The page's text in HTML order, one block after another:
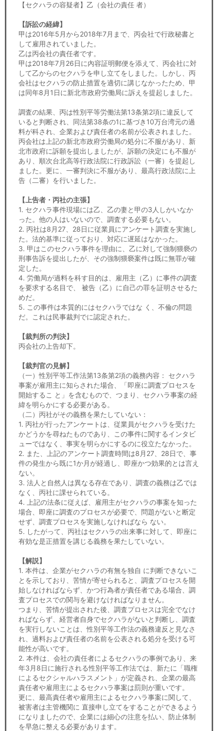
【セクハラの容疑者】乙（会社の責任 者）
【訴訟の経緯】
甲は2016年5月から2018年7月まで、丙会社で行政秘書と
して雇用されていました。
乙は丙会社の責任者です。
甲は2018年7月26日に內容証明郵便を添えて、丙会社に対
して乙からのセクハラを申し立てをしました。しかし、丙
会社はセクハラの防止措置を適切に講じなかったため、甲
は同年8月1日に新北市政府労働局に訴えを提起しました。
調査の結果、丙は性別平等労働法第13条第2項に違反して
いると判断され、同法第38条の1に基づき10万台湾元の過
料が科され、企業および責任者の名前が公表されました。
丙会社は上記の新北市政府労働局の処分に不服があり、新
北市政府に訴願を提出しましたが、訴願の決定にも不服が
あり、順次台北高等行政法院に行政訴訟（一審）を提起し
ました。更に、一審判決に不服があり、最高行政法院に上
告（二審）を行いました。
【上告者・丙社の主張】
1. セクハラ事件現場には乙、乙の妻と甲の3人しかいなか
った。他の人はいないので、調査する必要もない。
2. 丙社は8月27、28日に従業員にアンケート調査を実施し
た。法的基準に従っており、対応に遅延はなかった。
3. 甲はこのセクハラ事件を理由に、乙に対して強制猥褻の
刑事告訴を提出したが、その強制猥褻案件は既に無罪が確
定した。
4. 労働局が過料を科す目的は、雇用主（乙）に事件の調査
を要求する名目で、 被告（乙）に自己の罪を証明させるた
めだ。
5. この事件は本質的にはセクハラではな く、不倫の問題
だ。これは民事裁判でに認定された。
【裁判所の判決】
丙会社の上告却下。
【裁判官の見解】
（一）性別平等工作法第13条第2項の義務内容： セクハラ
事案が雇用主に知らされた場合、「即座に調査プロセスを
開始するこ と」を含むもので、つまり、セクハラ事案の経
緯を明らかにする必要がある。
（二）丙社がその義務を果たしていない：
1. 丙社が行ったアンケートは、従業員がセクハラを受けた
かどうかを尋ねたものであり、この事件に関するインタビ
ューではなく、事実を明らかにするのに役立たなかった。
2. また、上記のアンケート調査時間は8月27、28日で、事
件の発生から既に1か月が経過し、即座かつ効果的とは言え
ない。
3. 法人と自然人は異なる存在であり、調査の義務は乙では
なく、丙社に課せられている。
4. 上記の法条に従えば、雇用主がセクハラの事案を知った
場合、即座に調査のプロセスが必要で、問題がないと断定
せず、調査プロセスを実施しなければなら ない。
5. したがって、丙社はセクハラの出来事に対して、即座に
有効な是正措置を講じる義務を果たしていない。
【解説】
1. 本件は、企業がセクハラの有無を独自 に判断できないこ
とを示しており、苦情が寄せられると、調査プロセスを開
始しなければならず、かつ行為者が責任者である場合、調
査プロセスでの関与を避けなければなりません。
つまり、苦情が提出された後、調査プロセスは完全でなけ
ればならず、経営者自身でセクハラがないと判断し、調査
を実行しないことは、性別平等工作法の義務違反と見なさ
れ、過料および責任者の名前を公表される処分を受ける可
能性が高いです。
2. 本件は、会社の責任者によるセクハラの事例であり、来
年3月8日に施行される性別平等工作法では、新たに「職権
によるセクシャルハラスメント」が定義され、企業の最高
責任者や雇用主によるセクハラ事案は罰則が重いです。
更に、最高責任者や雇用主によるセクハラ事案に関して、
被害者は主管機関に 直接申し立てをすることができるよう
になりましたので、企業には細心の注意を払い、防止体制
を早急に整える必要があります。